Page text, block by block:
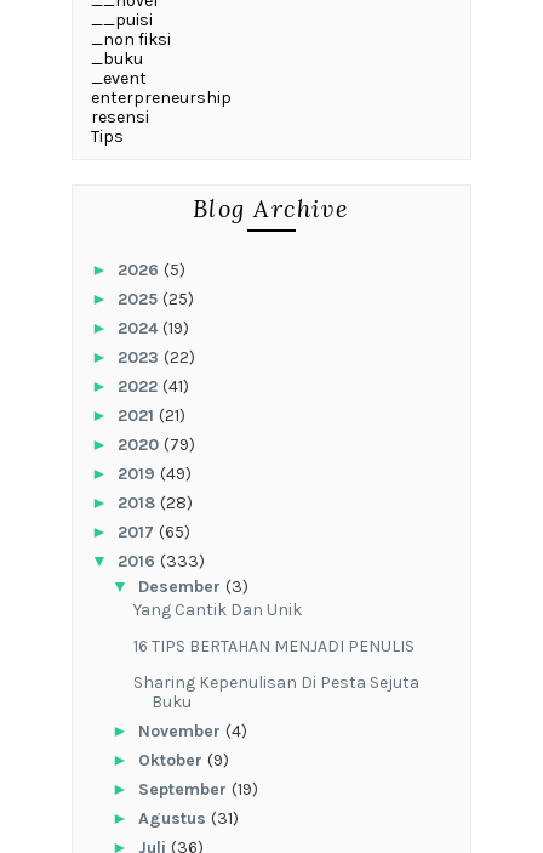
__puisi
_non fiksi
_buku
_event
enterpreneurship
resensi
Tips
Blog Archive
► 2026 (5)
► 2025 (25)
► 2024(19)
► 2023 (22)
► 2022 (41)
► 2021 (21)
► 2020 (79)
► 2019 (49)
► 2018 (28)
► 2017 (65)
▼ 2016 (333)
▼ Desember (3)
Yang Cantik Dan Unik
16 TIPS BERTAHAN MENJADI PENULIS
Sharing Kepenulisan Di Pesta Sejuta
Buku
► November (4)
► Oktober (9)
► September (19)
► Agustus (31)
► Juli (36)